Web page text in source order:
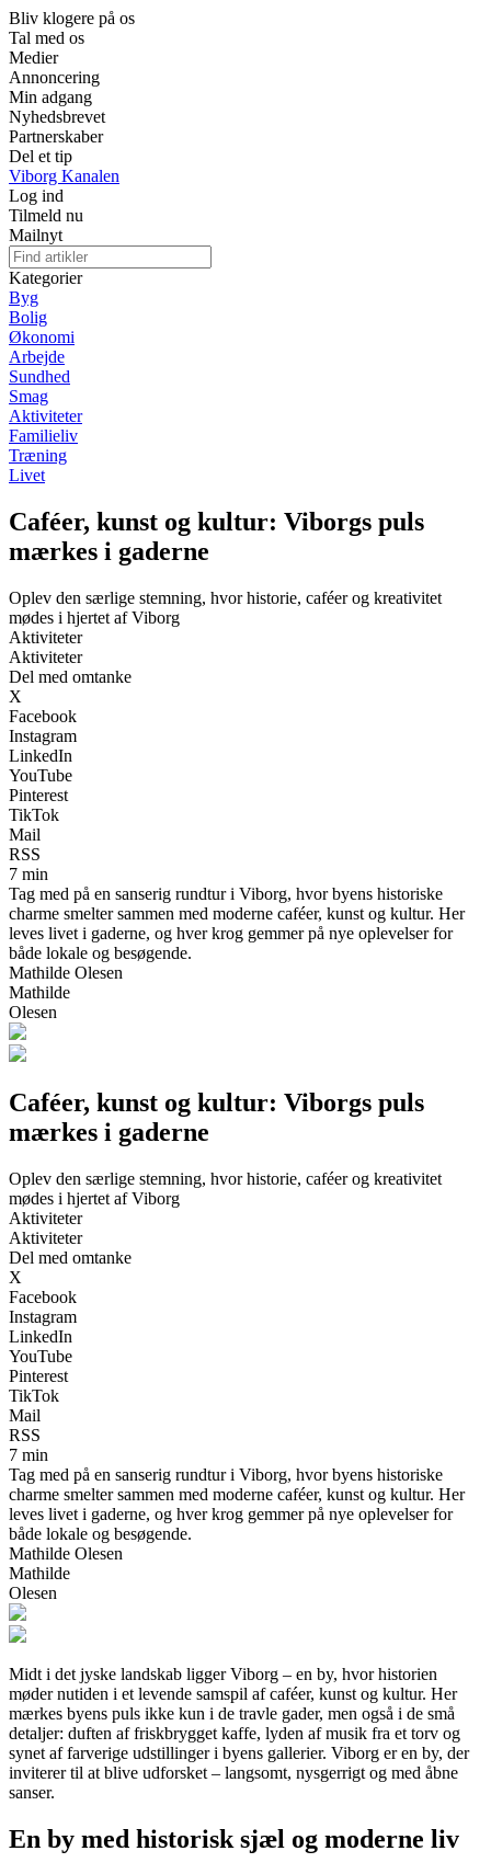
Bliv klogere på os
Tal med os
Medier
Annoncering
Min adgang
Nyhedsbrevet
Partnerskaber
Del et tip
Viborg Kanalen
Log ind
Tilmeld nu
Mailnyt
Kategorier
Byg
Bolig
Økonomi
Arbejde
Sundhed
Smag
Aktiviteter
Familieliv
Træning
Livet
Caféer, kunst og kultur: Viborgs puls
mærkes i gaderne
Oplev den særlige stemning, hvor historie, caféer og kreativitet
mødes i hjertet af Viborg
Aktiviteter
Aktiviteter
Del med omtanke
X
Facebook
Instagram
LinkedIn
YouTube
Pinterest
TikTok
Mail
RSS
7 min
Tag med på en sanserig rundtur i Viborg, hvor byens historiske
charme smelter sammen med moderne caféer, kunst og kultur. Her
leves livet i gaderne, og hver krog gemmer på nye oplevelser for
både lokale og besøgende.
Mathilde Olesen
Mathilde
Olesen
Caféer, kunst og kultur: Viborgs puls
mærkes i gaderne
Oplev den særlige stemning, hvor historie, caféer og kreativitet
mødes i hjertet af Viborg
Aktiviteter
Aktiviteter
Del med omtanke
X
Facebook
Instagram
LinkedIn
YouTube
Pinterest
TikTok
Mail
RSS
7 min
Tag med på en sanserig rundtur i Viborg, hvor byens historiske
charme smelter sammen med moderne caféer, kunst og kultur. Her
leves livet i gaderne, og hver krog gemmer på nye oplevelser for
både lokale og besøgende.
Mathilde Olesen
Mathilde
Olesen
Midt i det jyske landskab ligger Viborg – en by, hvor historien
møder nutiden i et levende samspil af caféer, kunst og kultur. Her
mærkes byens puls ikke kun i de travle gader, men også i de små
detaljer: duften af friskbrygget kaffe, lyden af musik fra et torv og
synet af farverige udstillinger i byens gallerier. Viborg er en by, der
inviterer til at blive udforsket – langsomt, nysgerrigt og med åbne
sanser.
En by med historisk sjæl og moderne liv